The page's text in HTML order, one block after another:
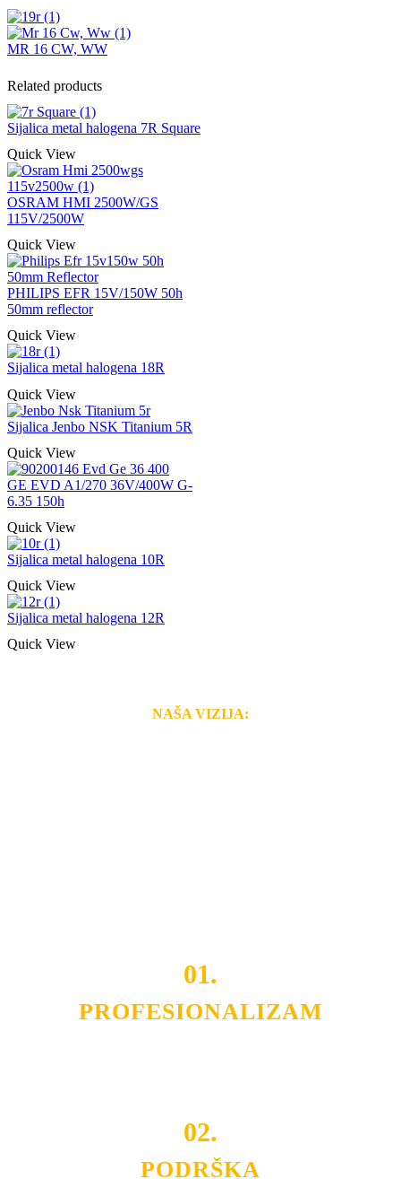
MR 16 CW, WW
Related products
Sijalica metal halogena 7R Square
Quick View
OSRAM HMI 2500W/GS
115V/2500W
Quick View
PHILIPS EFR 15V/150W 50h
50mm reflector
Quick View
Sijalica metal halogena 18R
Quick View
Sijalica Jenbo NSK Titanium 5R
Quick View
GE EVD A1/270 36V/400W G-
6.35 150h
Quick View
Sijalica metal halogena 10R
Quick View
Sijalica metal halogena 12R
Quick View
NAŠA VIZIJA:
01.
PROFESIONALIZAM
02.
PODRŠKA